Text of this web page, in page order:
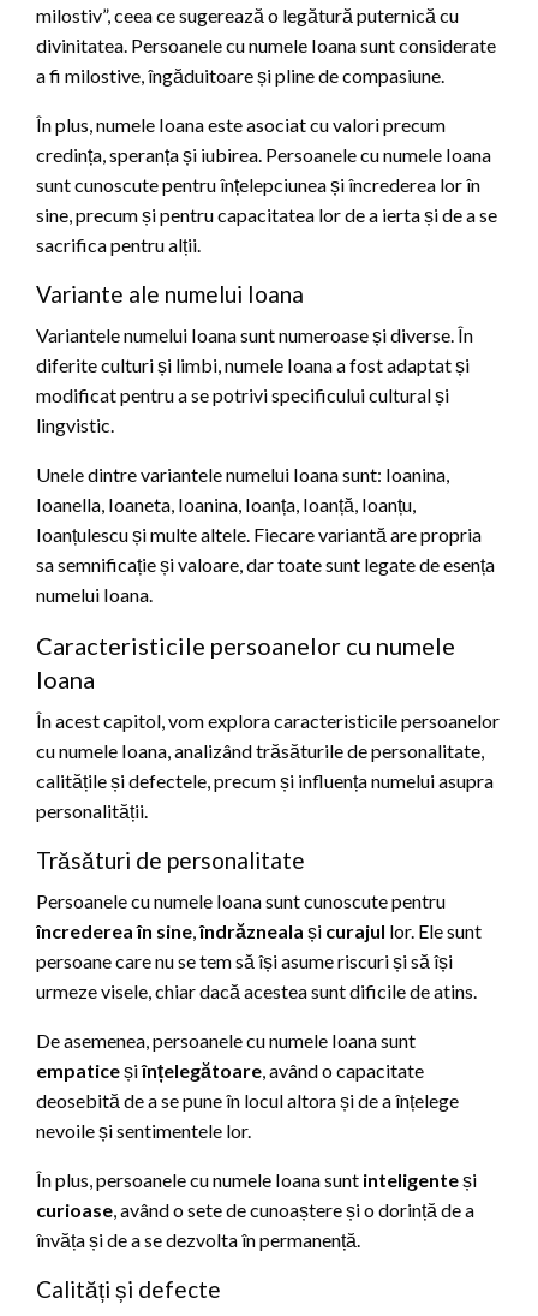
milostiv”, ceea ce sugerează o legătură puternică cu
divinitatea. Persoanele cu numele Ioana sunt considerate
a fi milostive, îngăduitoare și pline de compasiune.
În plus, numele Ioana este asociat cu valori precum
credința, speranța și iubirea. Persoanele cu numele Ioana
sunt cunoscute pentru înțelepciunea și încrederea lor în
sine, precum și pentru capacitatea lor de a ierta și de a se
sacrifica pentru alții.
Variante ale numelui Ioana
Variantele numelui Ioana sunt numeroase și diverse. În
diferite culturi și limbi, numele Ioana a fost adaptat și
modificat pentru a se potrivi specificului cultural și
lingvistic.
Unele dintre variantele numelui Ioana sunt: Ioanina,
Ioanella, Ioaneta, Ioanina, Ioanța, Ioanță, Ioanțu,
Ioanțulescu și multe altele. Fiecare variantă are propria
sa semnificație și valoare, dar toate sunt legate de esența
numelui Ioana.
Caracteristicile persoanelor cu numele
Ioana
În acest capitol, vom explora caracteristicile persoanelor
cu numele Ioana, analizând trăsăturile de personalitate,
calitățile și defectele, precum și influența numelui asupra
personalității.
Trăsături de personalitate
Persoanele cu numele Ioana sunt cunoscute pentru
încrederea în sine,îndrăzneala și curajul lor. Ele sunt
persoane care nu se tem să își asume riscuri și să își
urmeze visele, chiar dacă acestea sunt dificile de atins.
De asemenea, persoanele cu numele Ioana sunt
empaticeșiînțelegătoare, având o capacitate
deosebită de a se pune în locul altora și de a înțelege
nevoile și sentimentele lor.
În plus, persoanele cu numele Ioana sunt inteligenteși
curioase, având o sete de cunoaștere și o dorință de a
învăța și de a se dezvolta în permanență.
Calități și defecte